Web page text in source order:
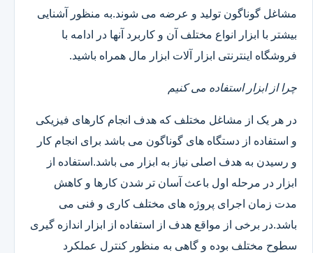
مشاغل گوناگون تولید و عرضه می شوند.به منظور آشنایی
بیشتر با ابزار انواع مختلف آن و کاربرد آنها در ادامه با
فروشگاه اینترنتی ابزار آلات ابزار مال همراه باشید.
چرا از ابزار استفاده می کنیم
در هر یک از مشاغل مختلف که هدف انجام کارهای فیزیکی
و استفاده از دستگاه های گوناگون می باشد برای انجام کار
و رسیدن به هدف اصلی نیاز به ابزار می باشد.استفاده از
ابزار در مرحله اول باعث آسان تر شدن کارها و کاهش
مدت زمان اجرای پروژه های مختلف کاری و فنی می
باشد.در برخی از مواقع هدف از استفاده از ابزار اندازه گیری
سطوح مختلف بوده و گاهی به منظور کنترل عملکرد